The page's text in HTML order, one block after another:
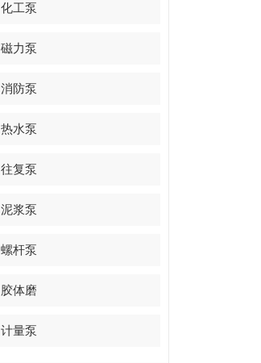
化工泵
磁力泵
消防泵
热水泵
往复泵
泥浆泵
螺杆泵
胶体磨
计量泵